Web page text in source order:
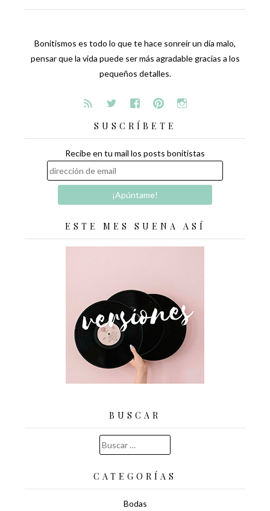
Bonitismos es todo lo que te hace sonreír un día malo,
pensar que la vida puede ser más agradable gracias a los
pequeños detalles.
SUSCRÍBETE
Recibe en tu mail los posts bonitistas
ESTE MES SUENA ASÍ
BUSCAR
Buscar:
CATEGORÍAS
Bodas